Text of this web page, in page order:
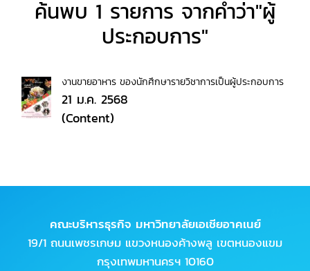
ค้นพบ 1 รายการ จากคำว่า"ผู้
ประกอบการ"
งานขายอาหาร ของนักศึกษารายวิชาการเป็นผู้ประกอบการ
21 ม.ค. 2568
(Content)
คณะบริหารธุรกิจ มหาวิทยาลัยเอเชียอาคเนย์
19/1 ถนนเพชรเกษม แขวงหนองค้างพลู เขตหนองแขม
กรุงเทพมหานครฯ 10160